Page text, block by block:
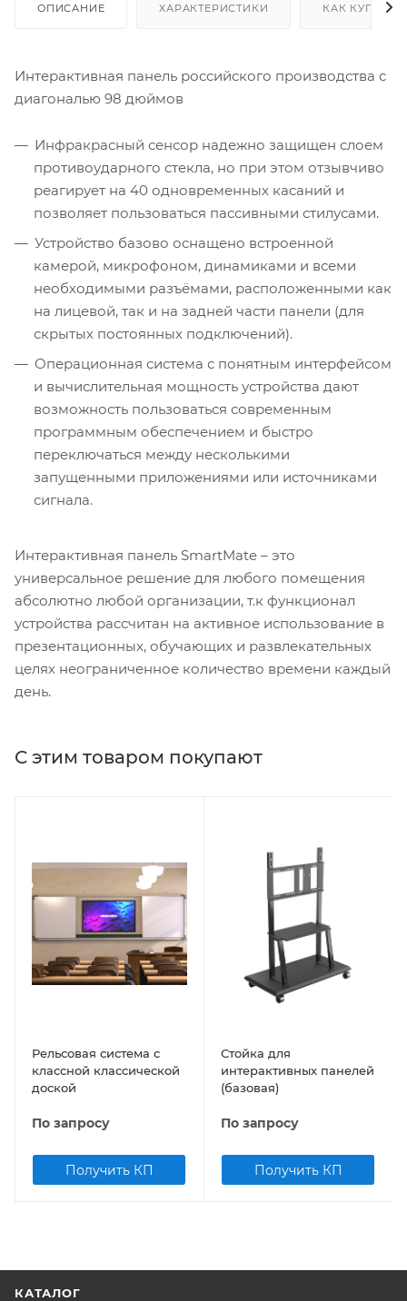
ОПИСАНИЕ ХАРАКТЕРИСТИКИ КАК КУПИТЬ
Интерактивная панель российского производства с
диагональю 98 дюймов
Инфракрасный сенсор надежно защищен слоем
противоударного стекла, но при этом отзывчиво
реагирует на 40 одновременных касаний и
позволяет пользоваться пассивными стилусами.
Устройство базово оснащено встроенной
камерой, микрофоном, динамиками и всеми
необходимыми разъёмами, расположенными как
на лицевой, так и на задней части панели (для
скрытых постоянных подключений).
Операционная система с понятным интерфейсом
и вычислительная мощность устройства дают
возможность пользоваться современным
программным обеспечением и быстро
переключаться между несколькими
запущенными приложениями или источниками
сигнала.
Интерактивная панель SmartMate – это
универсальное решение для любого помещения
абсолютно любой организации, т.к функционал
устройства рассчитан на активное использование в
презентационных, обучающих и развлекательных
целях неограниченное количество времени каждый
день.
С этим товаром покупают
Рельсовая система с
классной классической
доской
По запросу
Получить КП
Стойка для
интерактивных панелей
(базовая)
По запросу
Получить КП
КАТАЛОГ